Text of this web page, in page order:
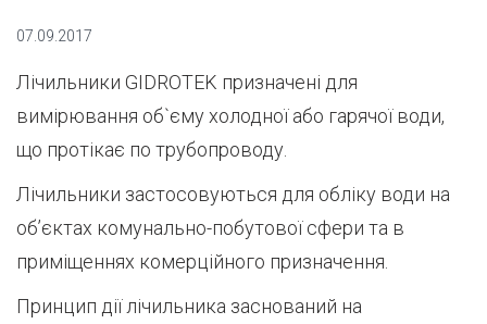
07.09.2017
Лічильники GIDROTEK призначені для
вимірювання об`єму холодної або гарячої води,
що протікає по трубопроводу.
Лічильники застосовуються для обліку води на
об’єктах комунально-побутової сфери та в
приміщеннях комерційного призначення.
Принцип дії лічильника заснований на